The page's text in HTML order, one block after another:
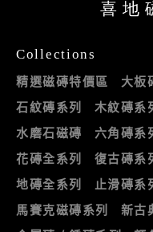
喜地
Collections
精選磁磚特價區 大板
石紋磚系列
木紋磚系
水磨石磁磚
六角磚系
花磚全系列
復古磚系
地磚全系列
止滑磚系
馬賽克磁磚系列
新古